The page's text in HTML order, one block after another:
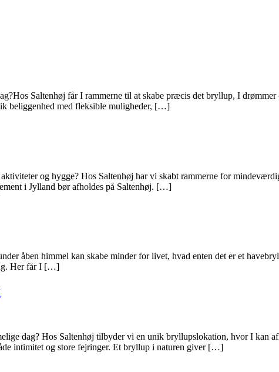
Saltenhøj får I rammerne til at skabe præcis det bryllup, I
beliggenhed med fleksible muligheder, […]
og hygge? Hos Saltenhøj har vi skabt rammerne for
i Jylland bør afholdes på Saltenhøj. […]
åben himmel kan skabe minder for livet, hvad enten det er et
Her får I […]
dag? Hos Saltenhøj tilbyder vi en unik bryllupslokation, hvor I kan
intimitet og store fejringer. Et bryllup i naturen giver […]